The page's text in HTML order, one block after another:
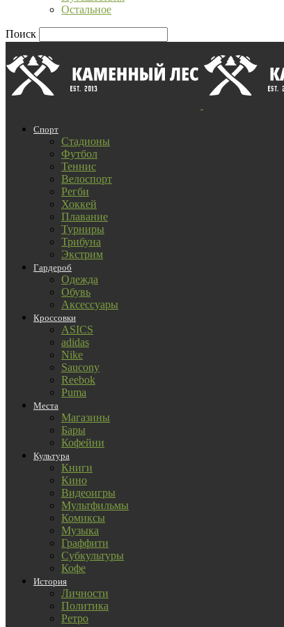
Остальное
Поиск
Спорт
Стадионы
Футбол
Теннис
Велоспорт
Регби
Хоккей
Плавание
Турниры
Трибуна
Экстрим
Гардероб
Одежда
Обувь
Аксессуары
Кроссовки
ASICS
adidas
Nike
Saucony
Reebok
Puma
Места
Магазины
Бары
Кофейни
Культура
Книги
Кино
Видеоигры
Мультфильмы
Комиксы
Музыка
Граффити
Субкультуры
Кофе
История
Личности
Политика
Ретро